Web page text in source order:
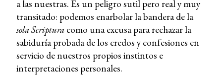
a las nuestras. Es un peligro sutil pero real y muy
transitado: podemos enarbolar la bandera de la
sola Scripturacomo una excusa para rechazar la
sabiduría probada de los credos y confesiones en
servicio de nuestros propios instintos e
interpretaciones personales.